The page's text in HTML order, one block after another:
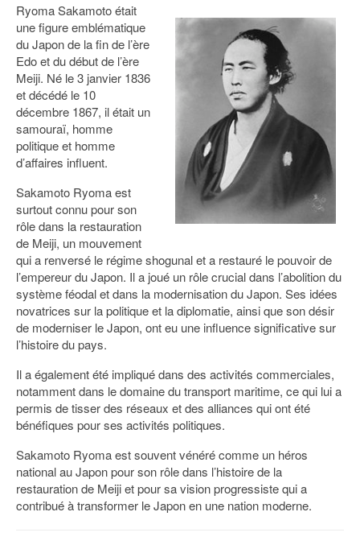
Ryoma Sakamoto était
une figure emblématique
du Japon de la fin de l’ère
Edo et du début de l’ère
Meiji. Né le 3 janvier 1836
et décédé le 10
décembre 1867, il était un
samouraï, homme
politique et homme
d’affaires influent.
Sakamoto Ryoma est
surtout connu pour son
rôle dans la restauration
de Meiji, un mouvement
qui a renversé le régime shogunal et a restauré le pouvoir de
l’empereur du Japon. Il a joué un rôle crucial dans l’abolition du
système féodal et dans la modernisation du Japon. Ses idées
novatrices sur la politique et la diplomatie, ainsi que son désir
de moderniser le Japon, ont eu une influence significative sur
l’histoire du pays.
Il a également été impliqué dans des activités commerciales,
notamment dans le domaine du transport maritime, ce qui lui a
permis de tisser des réseaux et des alliances qui ont été
bénéfiques pour ses activités politiques.
Sakamoto Ryoma est souvent vénéré comme un héros
national au Japon pour son rôle dans l’histoire de la
restauration de Meiji et pour sa vision progressiste qui a
contribué à transformer le Japon en une nation moderne.